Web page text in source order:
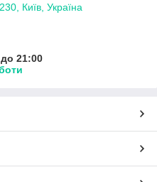
Київ, Україна
21:00